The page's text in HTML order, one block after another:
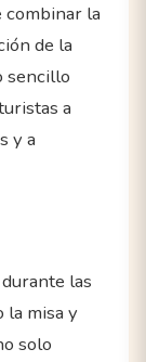
combinar la
de la
sencillo
a
y a
las
la misa y
solo